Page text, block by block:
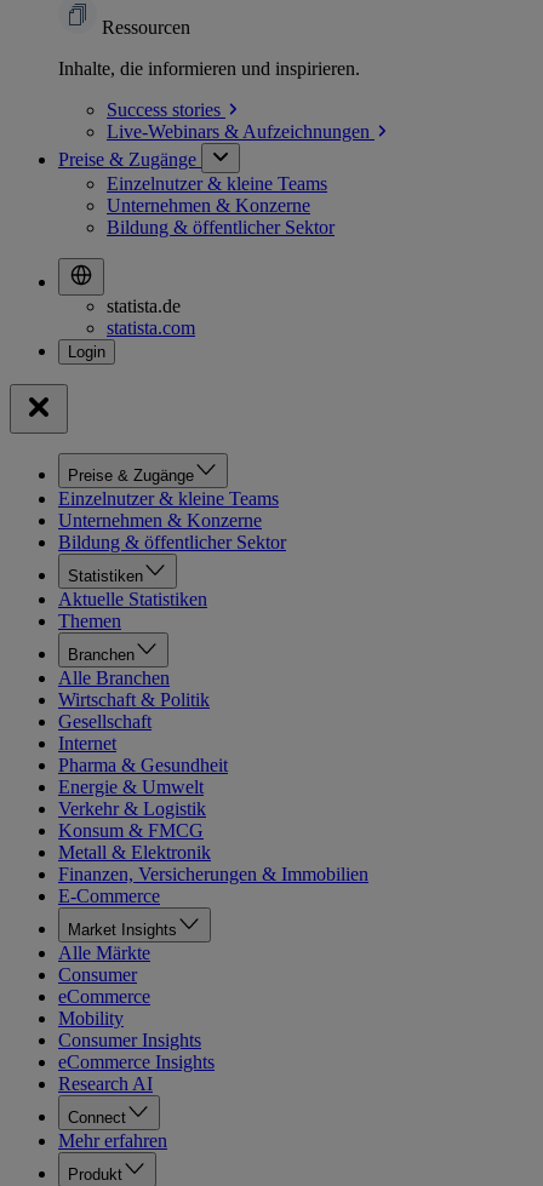
Ressourcen
Inhalte, die informieren und inspirieren.
Success stories
Live-Webinars & Aufzeichnungen
Preise & Zugänge
Einzelnutzer & kleine Teams
Unternehmen & Konzerne
Bildung & öffentlicher Sektor
statista.de
statista.com
Preise & Zugänge
Einzelnutzer & kleine Teams
Unternehmen & Konzerne
Bildung & öffentlicher Sektor
Statistiken
Aktuelle Statistiken
Themen
Branchen
Alle Branchen
Wirtschaft & Politik
Gesellschaft
Internet
Pharma & Gesundheit
Energie & Umwelt
Verkehr & Logistik
Konsum & FMCG
Metall & Elektronik
Finanzen, Versicherungen & Immobilien
E-Commerce
Market Insights
Alle Märkte
Consumer
eCommerce
Mobility
Consumer Insights
eCommerce Insights
Research AI
Connect
Mehr erfahren
Produkt